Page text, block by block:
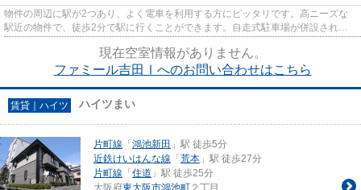
物件の周辺に駅が2つあり、よく電車を利用する方にピッタリです。高ニーズな
駅近の物件で、徒歩2分で駅に行くことができます。自走式駐車場が併設された
現在空室情報がありません。
ファミール吉田Ⅰへのお問い合わせはこちら
賃貸｜ハイツ ハイツまい
片町線 「 鴻池新田 」駅 徒歩5分
近鉄けいはんな線 「 荒本 」駅 徒歩27分
片町線 「 住道 」駅 徒歩25分
大阪府東大阪市鴻池町 ２丁目